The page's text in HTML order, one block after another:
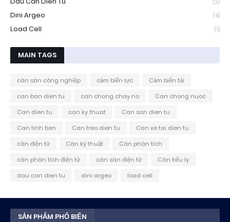
(2)
Dini Argeo (4)
Load Cell (1)
MAIN TAGS
cân sàn công nghiệp cảm biến lực
Cảm biến tải
can ban dien tu
can chong chay no
Can chong nuoc
Can dien tu
can ky thuat
Can san dien tu
Can tinh tien
Can treo dien tu
Can xe tai dien tu
cân điện tử
Cân kỹ thuật
Cân phân tích
cân phân tích điện tử
cân sàn điện tử
Cân tiểu ly
dau can dien tu
dini argeo load cell
SẢN PHẨM PHỔ BIẾN